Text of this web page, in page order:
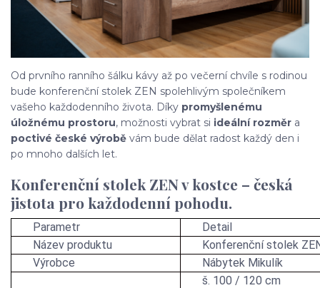
Od prvního ranního šálku kávy až po večerní chvíle s rodinou
bude konferenční stolek ZEN spolehlivým společníkem
vašeho každodenního života. Díky promyšlenému
úložnému prostoru, možnosti vybrat si ideální rozměr a
poctivé české výrobě vám bude dělat radost každý den i
po mnoho dalších let.
Konferenční stolek ZEN v kostce – česká
jistota pro každodenní pohodu.
Parametr
Detail
Název produktu
Konferenční stolek
Výrobce
Nábytek Mikulík
š. 100 / 120 cm